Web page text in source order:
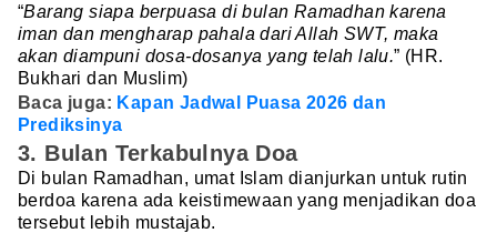
“Barang siapa berpuasa di bulan Ramadhan karena
iman dan mengharap pahala dari Allah SWT, maka
akan diampuni dosa-dosanya yang telah lalu.” (HR.
Bukhari dan Muslim)
Baca juga: Kapan Jadwal Puasa 2026 dan
Prediksinya
3. Bulan Terkabulnya Doa
Di bulan Ramadhan, umat Islam dianjurkan untuk rutin
berdoa karena ada keistimewaan yang menjadikan doa
tersebut lebih mustajab.